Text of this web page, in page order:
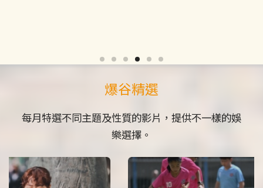
爆谷精選
每月特選不同主題及性質的影片，提供不一樣的娛
樂選擇。